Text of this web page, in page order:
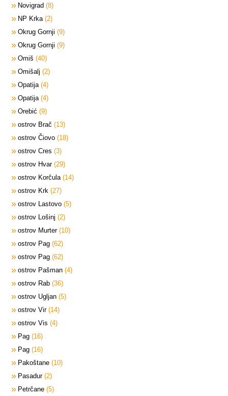
Novigrad 8
NP Krka 2
Okrug Gornji 9
Okrug Gornji 9
Omiš 40
Omišalj 2
Opatija 4
Opatija 4
Orebić 9
ostrov Brač
13
ostrov Čiovo 18
ostrov Cres 3
ostrov Hvar 29
ostrov Korčula 14
ostrov Krk 27
ostrov Lastovo 5
ostrov Lošinj 2
ostrov Murter 10
ostrov Pag 62
ostrov Pag 62
ostrov Pašman 4
ostrov Rab 36
ostrov Ugljan 5
ostrov Vir 14
ostrov Vis 4
Pag 16
Pag 16
Pakoštane 10
Pasadur 2
Petrčane 5